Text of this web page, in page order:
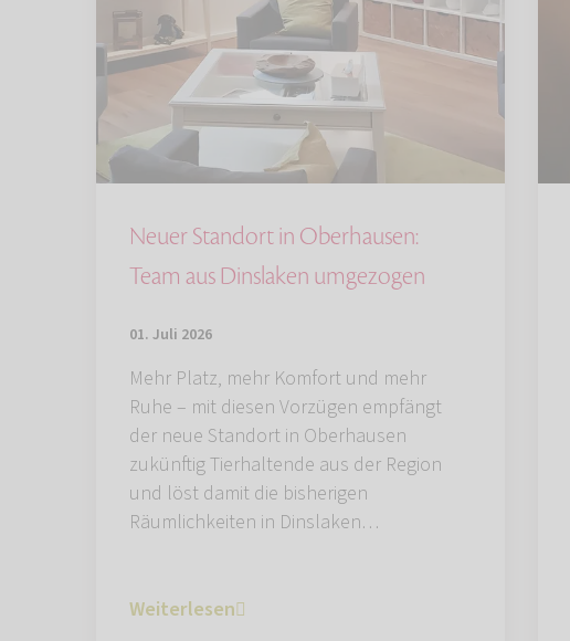
Neuer Standort in Oberhausen:
Team aus Dinslaken umgezogen
01. Juli 2026
Mehr Platz, mehr Komfort und mehr
Ruhe – mit diesen Vorzügen empfängt
der neue Standort in Oberhausen
zukünftig Tierhaltende aus der Region
und löst damit die bisherigen
Räumlichkeiten in Dinslaken…
Weiterlesen